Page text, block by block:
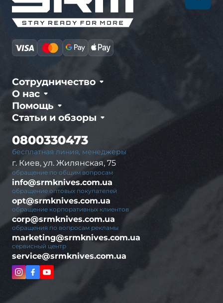
О нас
Сотрудничество
Статьи и обзоры
Помощь
бесплатная линия, менеджеры
0800330473
г. Киев, ул. Жилянская, 75
обращение по общим вопросам
info@srmknives.com.ua
обращение оптовых покупателей
opt@srmknives.com.ua
обращение корпоративных клиентов
corp@srmknives.com.ua
обращения по вопросам рекламы
marketing@srmknives.com.ua
сервисный центр
service@srmknives.com.ua